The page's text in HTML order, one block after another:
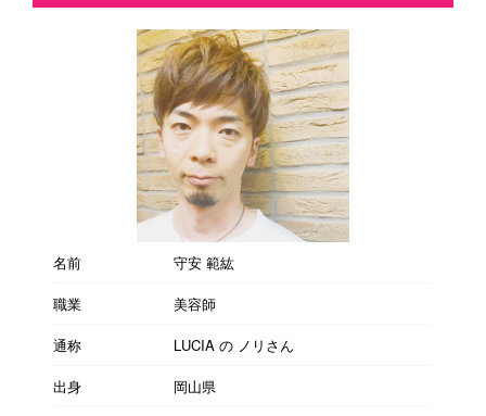
名前
守安 範紘
職業
美容師
通称
LUCIA の ノリさん
出身
岡山県